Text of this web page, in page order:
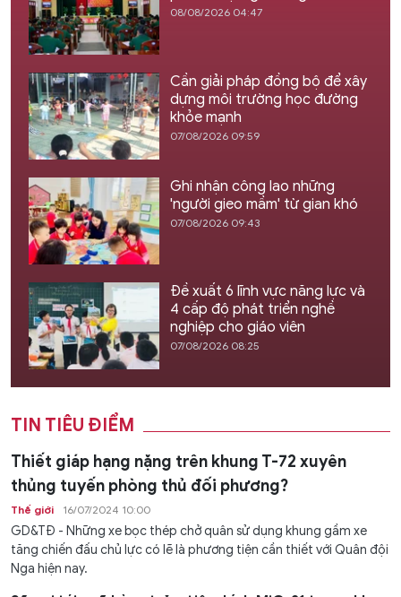
08/08/2026 04:47
Cần giải pháp đồng bộ để xây
dựng môi trường học đường
khỏe mạnh
07/08/2026 09:59
Ghi nhận công lao những
'người gieo mầm' từ gian khó
07/08/2026 09:43
Đề xuất 6 lĩnh vực năng lực và
4 cấp độ phát triển nghề
nghiệp cho giáo viên
07/08/2026 08:25
TIN TIÊU ĐIỂM
Thiết giáp hạng nặng trên khung T-72 xuyên
thủng tuyến phòng thủ đối phương?
Thế giới 16/07/2024 10:00
GD&TĐ - Những xe bọc thép chở quân sử dụng khung gầm xe
tăng chiến đấu chủ lực có lẽ là phương tiện cần thiết với Quân đội
Nga hiện nay.